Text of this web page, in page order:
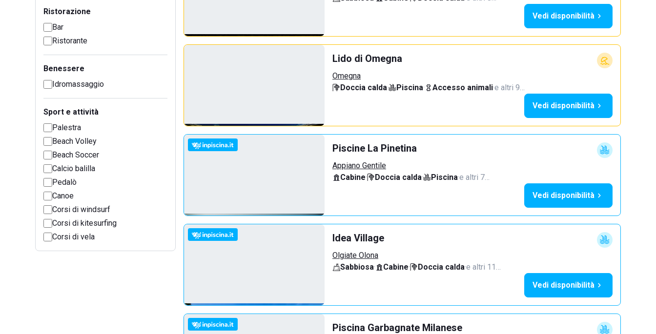
Ristorazione
Bar
Ristorante
Benessere
Idromassaggio
Sport e attività
Palestra
Beach Volley
Beach Soccer
Calcio balilla
Pedalò
Canoe
Corsi di windsurf
Corsi di kitesurfing
Corsi di vela
Vedi disponibilità
Lido di Omegna
Omegna
Doccia calda· Piscina· Accesso animali·e altri 9…
Vedi disponibilità
Piscine La Pinetina
Appiano Gentile
Cabine· Doccia calda· Piscina·e altri 7…
Vedi disponibilità
Idea Village
Olgiate Olona
Sabbiosa· Cabine· Doccia calda·e altri 11…
Vedi disponibilità
Piscina Garbagnate Milanese